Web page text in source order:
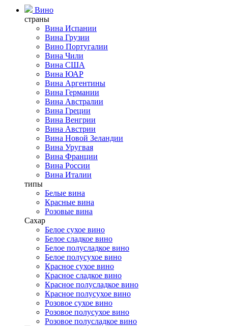
Вино
страны
Вина Испании
Вина Грузии
Вино Португалии
Вина Чили
Вина США
Вина ЮАР
Вина Аргентины
Вина Германии
Вина Австралии
Вина Греции
Вина Венгрии
Вина Австрии
Вина Новой Зеландии
Вина Уругвая
Вина Франции
Вина России
Вина Италии
типы
Белые вина
Красные вина
Розовые вина
Сахар
Белое сухое вино
Белое сладкое вино
Белое полусладкое вино
Белое полусухое вино
Красное сухое вино
Красное сладкое вино
Красное полусладкое вино
Красное полусухое вино
Розовое сухое вино
Розовое полусухое вино
Розовое полусладкое вино